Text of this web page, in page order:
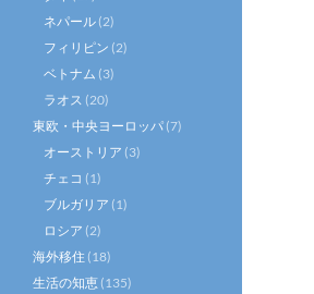
ネパール (2)
フィリピン (2)
ベトナム (3)
ラオス (20)
東欧・中央ヨーロッパ (7)
オーストリア (3)
チェコ (1)
ブルガリア (1)
ロシア (2)
海外移住 (18)
生活の知恵 (135)